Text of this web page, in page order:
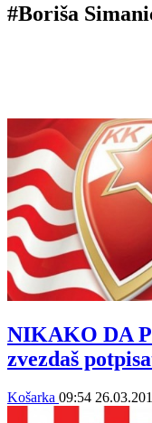
#Boriša
NIKAKO DA
zvezdaš
Košarka 09:54